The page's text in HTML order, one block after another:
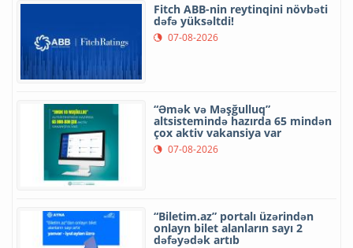
Fitch ABB-nin reytinqini növbəti
dəfə yüksəltdi!
07-08-2026
“Əmək və Məşğulluq”
altsistemində hazırda 65 mindən
çox aktiv vakansiya var
07-08-2026
“Biletim.az” portalı üzərindən
onlayn bilet alanların sayı 2
dəfəyədək artıb